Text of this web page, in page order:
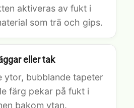
aktiveras av fukt i
som trä och gips.
eller tak
ytor, bubblande tapeter
färg pekar på fukt i
bakom ytan.